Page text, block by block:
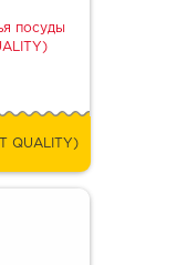
посуды
QUALITY)